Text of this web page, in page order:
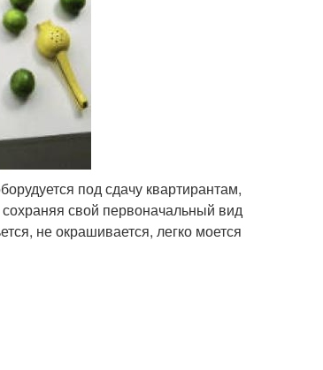
под сдачу квартирантам,
свой первоначальный вид
не окрашивается, легко моется